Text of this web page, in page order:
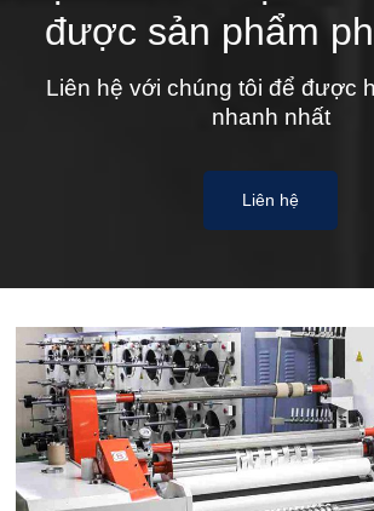
được sản phẩm
Liên hệ với chúng tôi để được
nhanh nhất
Liên hệ